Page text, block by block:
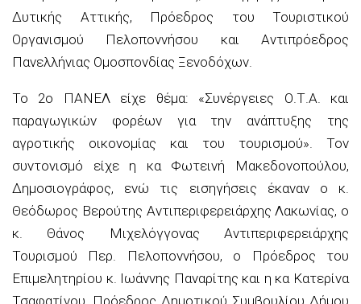
Δυτικής Αττικής, Πρόεδρος του Τουριστικού
Οργανισμού Πελοποννήσου και Αντιπρόεδρος
Πανελλήνιας Ομοσπονδίας Ξενοδόχων.
Το 2ο ΠΑΝΕΛ είχε θέμα: «Συνέργειες Ο.Τ.Α. και
παραγωγικών φορέων για την ανάπτυξης της
αγροτικής οικονομίας και του τουρισμού». Τον
συντονισμό είχε η κα Φωτεινή Μακεδονοπούλου,
Δημοσιογράφος, ενώ τις εισηγήσεις έκαναν ο κ.
Θεόδωρος Βερούτης Αντιπεριφερειάρχης Λακωνίας, ο
κ. Θάνος Μιχελόγγονας Αντιπεριφερειάρχης
Τουρισμού Περ. Πελοποννήσου, ο Πρόεδρος του
Επιμελητηρίου κ. Ιωάννης Παναρίτης και η κα Κατερίνα